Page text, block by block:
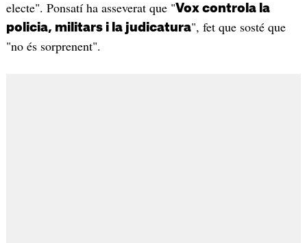
electe". Ponsatí ha asseverat que "Vox controla la
policia, militars i la judicatura", fet que sosté que
"no és sorprenent".